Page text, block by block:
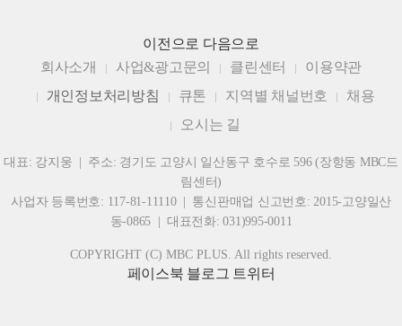
이전으로 다음으로
회사소개
사업&광고문의 클린센터
이용약관
개인정보처리방침
큐톤 지역별 채널번호
채용
오시는 길
대표: 강지웅 | 주소: 경기도 고양시 일산동구 호수로 596 (장항동 MBC드
림센터)
사업자 등록번호: 117-81-11110 | 통신판매업 신고번호: 2015-고양일산
동-0865 | 대표전화: 031)995-0011
COPYRIGHT (C) MBC PLUS. All rights reserved.
페이스북 블로그 트위터